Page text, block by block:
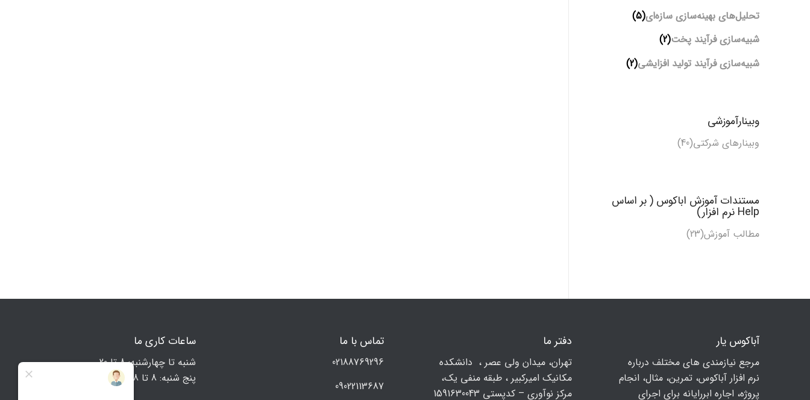
تحلیل‌های بهینه‌سازی سازه‌ای(5)
شبیه‌سازی فرآیند پخت(2)
شبیه‌سازی فرآیند تولید افزایشی(2)
وبینارآموزشی
وبینارهای شرکتی(40)
مستندات آموزش اباکوس ( بر اساس
Help نرم افزار)
مطالب آموزش(23)
آباکوس یار
مرجع نیازمندی های مختلف درباره
نرم افزار آباکوس، تمرین، مثال، انجام
پروژه، اجاره ابررایانه برای اجرای
دفتر ما
تهران، ميدان ولي عصر ، دانشکده
مكانيك امیرکبیر ، طبقه منفی یک،
مرکز نوآوری – کدپستی 1591630043
تماس با ما
02188769296
09022113687
ساعات کاری ما
شنبه تا چهارشنبه: 8 تا 20
پنج شنبه: 8 تا 18